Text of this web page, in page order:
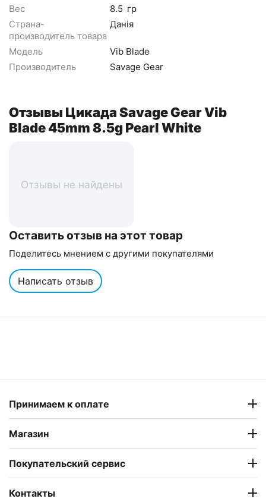
Вес
8.5 гр
Страна-
производитель товара
Данія
Модель
Vib Blade
Производитель
Savage Gear
Отзывы Цикада Savage Gear Vib
Blade 45mm 8.5g Pearl White
Отзывы не найдены
Оставить отзыв на этот товар
Поделитесь мнением с другими покупателями
Написать отзыв
Принимаем к оплате
Магазин
Покупательский сервис
Контакты